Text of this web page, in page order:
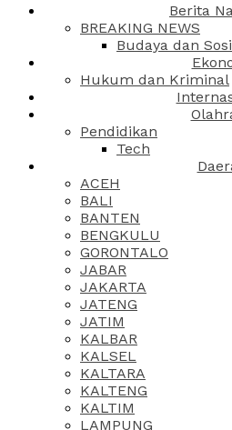
Berita
BREAKING NEWS
Budaya dan
Hukum dan Kriminal
Pendidikan
Tech
ACEH
BALI
BANTEN
BENGKULU
GORONTALO
JABAR
JAKARTA
JATENG
JATIM
KALBAR
KALSEL
KALTARA
KALTENG
KALTIM
LAMPUNG